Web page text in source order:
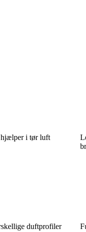
hjælper i tør luft
duftprofiler